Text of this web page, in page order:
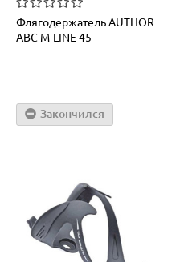
Флягодержатель AUTHOR
ABC M-LINE 45
Закончился